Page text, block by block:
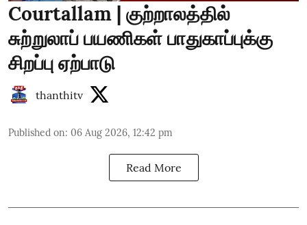
Courtallam | குற்றாலத்தில்
சுற்றுலாப் பயணிகள் பாதுகாப்புக்கு
சிறப்பு ஏற்பாடு
thanthitv
Published on: 06 Aug 2026, 12:42 pm
Read More